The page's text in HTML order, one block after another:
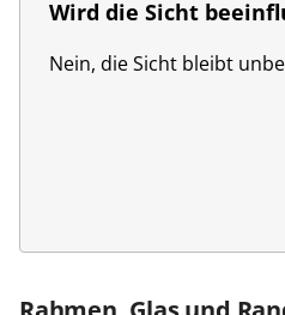
Wird die Sicht
Nein, die Sicht